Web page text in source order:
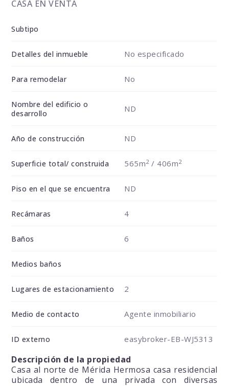
CASA EN VENTA
Subtipo
Detalles del inmueble No especificado
Para remodelar No
Nombre del edificio o
desarrollo
ND
Año de construcción ND
Superficie total/ construida 565m2/ 406m2
Piso en el que se encuentra ND
Recámaras 4
Baños 6
Medios baños
Lugares de estacionamiento 2
Medio de contacto Agente inmobiliario
ID externo easybroker-EB-WJ5313
Descripción de la propiedad
Casa al norte de Mérida Hermosa casa residencial
ubicada dentro de una privada con diversas